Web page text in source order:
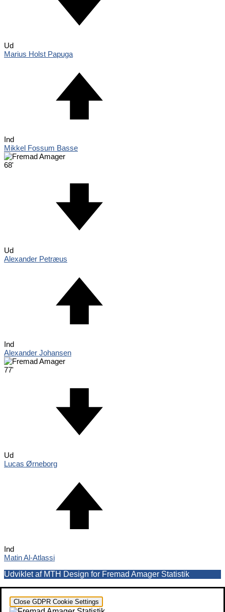
Ud
Marius Holst Papuga
Ind
Mikkel Fossum Basse
68'
Ud
Alexander Petræus
Ind
Alexander Johansen
77'
Ud
Lucas Ørneborg
Ind
Matin Al-Atlassi
Udviklet af MTH Design for Fremad Amager Statistik
Close GDPR Cookie Settings